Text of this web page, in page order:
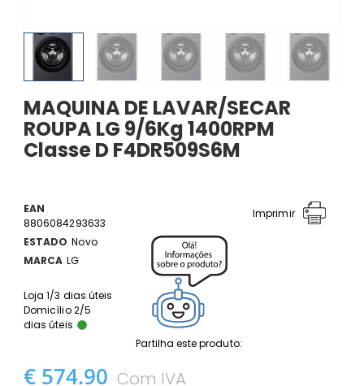
MAQUINA DE LAVAR/SECAR
ROUPA LG 9/6Kg 1400RPM
Classe D F4DR509S6M
EAN
8806084293633
ESTADO Novo
MARCA LG
Loja 1/3 dias úteis
Domicílio 2/5
dias úteis
Imprimir
Partilha este produto:
€ 574.90 Com IVA